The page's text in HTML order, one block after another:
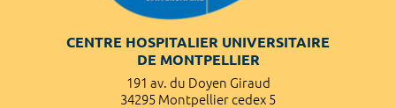
CENTRE HOSPITALIER UNIVERSITAIRE
DE MONTPELLIER
191 av. du Doyen Giraud
34295 Montpellier cedex 5